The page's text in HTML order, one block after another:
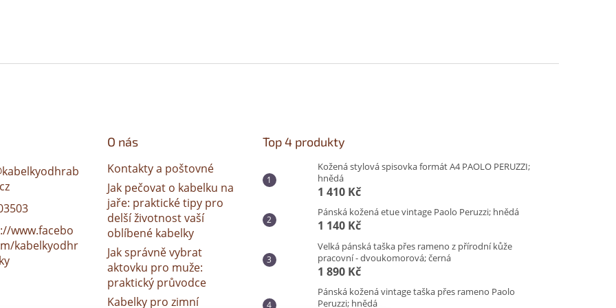
kabelkyodhrab
www.facebo
kabelkyodhr
O nás
Kontakty a poštovné
Jak pečovat o kabelku na
jaře: praktické tipy pro
delší životnost vaší
oblíbené kabelky
Jak správně vybrat
aktovku pro muže:
praktický průvodce
Kabelky pro zimní
Top 4 produkty
Kožená stylová spisovka formát A4 PAOLO PERUZZI;
hnědá
1 410 Kč
Pánská kožená etue vintage Paolo Peruzzi; hnědá
1 140 Kč
Velká pánská taška přes rameno z přírodní kůže
pracovní - dvoukomorová; černá
1 890 Kč
Pánská kožená vintage taška přes rameno Paolo
Peruzzi; hnědá